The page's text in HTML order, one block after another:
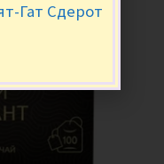
Гат Сдерот